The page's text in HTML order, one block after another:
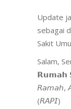
Update
sebagai
Sakit
Salam,
𝗥𝘂𝗺𝗮𝗵
𝘙𝘢𝘮𝘢𝘩,
(𝘙𝘈𝘗𝘐)